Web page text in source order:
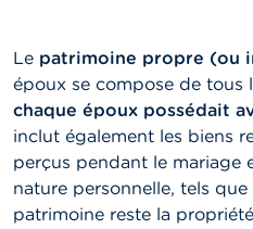
Le patrimoine propre (ou
époux se compose de tous
chaque époux possédait
inclut également les biens
perçus pendant le mariage
nature personnelle, tels
patrimoine reste la